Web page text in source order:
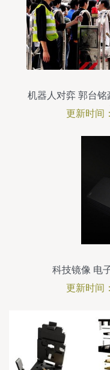
机器人对弈 郭台
更新时间
科技镜像 电
更新时间